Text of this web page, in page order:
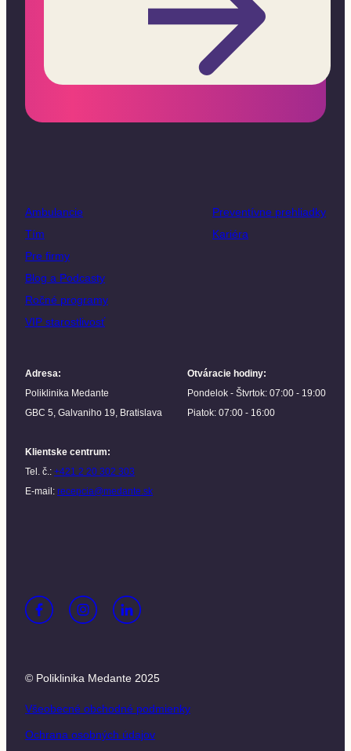
Ambulancie
Tím
Pre firmy
Blog a Podcasty
Ročné programy
VIP starostlivosť
Preventívne prehliadky
Kariéra
Adresa:
Poliklinika Medante
GBC 5, Galvaniho 19, Bratislava
Otváracie hodiny:
Pondelok - Štvrtok: 07:00 - 19:00
Piatok: 07:00 - 16:00
Klientske centrum:
Tel. č.: +421 2 20 302 303
E-mail: recepcia@medante.sk
© Poliklinika Medante 2025
Všeobecné obchodné podmienky
Ochrana osobných údajov